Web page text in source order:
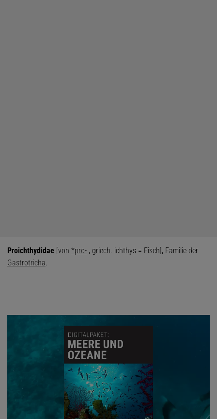
Proichthydidae [von *pro- , griech. ichthys = Fisch], Familie der
Gastrotricha.